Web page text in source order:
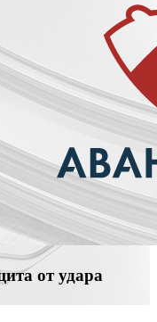
от удара